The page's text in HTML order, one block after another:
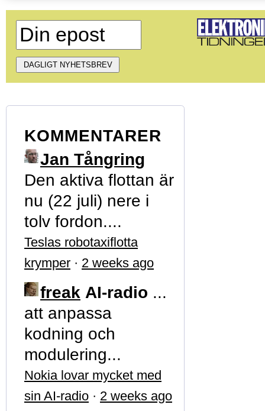
KOMMENTARER
Jan Tångring
Den aktiva flottan är
nu (22 juli) nere i
tolv fordon....
Teslas robotaxiflotta
krymper · 2 weeks ago
freak AI-radio ...
att anpassa
kodning och
modulering...
Nokia lovar mycket med
sin AI-radio · 2 weeks ago